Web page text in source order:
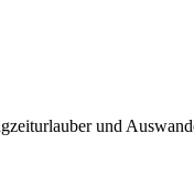
und